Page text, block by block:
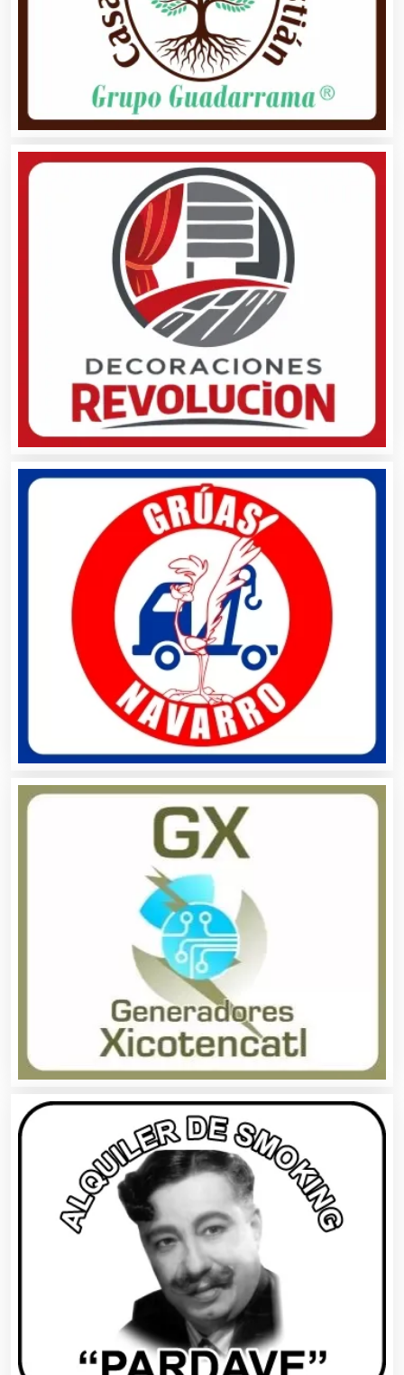
Animadores de Eventos
Aparatos y Equipos Eléctricos
Arquitectos
Artes Gráficas
Artesanías
Artículos de Oficina
Artículos de Piel
Artículos Deportivos
Artículos Importados
Artículos para el Hogar
Artículos para Regalos
Artículos Personales
Artículos Publicitarios
Aseguradoras
Asesores Técnicos
Asesoría Fiscal
Asociaciones Civiles
Asociaciones Empresariales
Audio, Sonido e Iluminación